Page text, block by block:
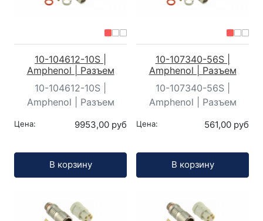
10-104612-10S |
Amphenol | Разъем
10-104612-10S |
Amphenol | Разъем
Цена: 9953,00 руб
В корзину
10-107340-56S |
Amphenol | Разъем
10-107340-56S |
Amphenol | Разъем
Цена: 561,00 руб
В корзину